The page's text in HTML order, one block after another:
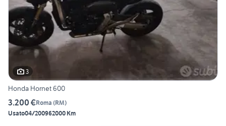
3
Honda Hornet 600
3.200 €Roma (RM)
Usato04/200962000 Km